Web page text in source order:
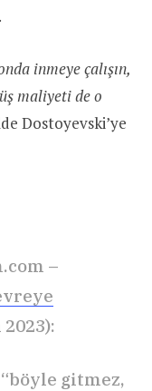
inmeye çalışın,
maliyeti de o
Dostoyevski’ye
–
gitmez,